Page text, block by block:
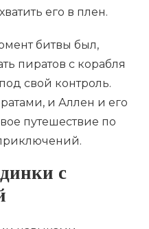
его в плен.
битвы был,
пиратов с корабля
свой контроль.
и Аллен и его
путешествие по
с